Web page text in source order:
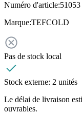
Numéro d'article:51053
Marque:TEFCOLD
Pas de stock local
Stock externe: 2 unités
Le délai de livraison
ouvrables.